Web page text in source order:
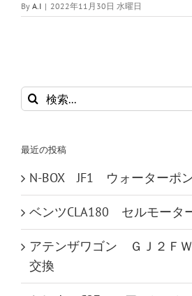
By A.I | 2022年11月30日 水曜日
検
索
最近の投稿
N-BOX JF1 ウォーターポ
ベンツCLA180 セルモータ
アテンザワゴン ＧＪ２Ｆ
交換